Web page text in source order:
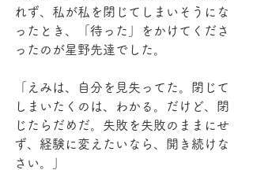
れず、私が私を閉じてしまいそうにな
ったとき、「待った」をかけてくださ
ったのが星野先達でした。
「えみは、自分を見失ってた。閉じて
しまいたくのは、わかる。だけど、閉
じたらだめだ。失敗を失敗のままにせ
ず、経験に変えたいなら、開き続けな
さい。」